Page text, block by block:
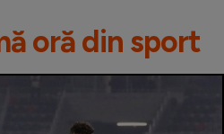
oră din sport